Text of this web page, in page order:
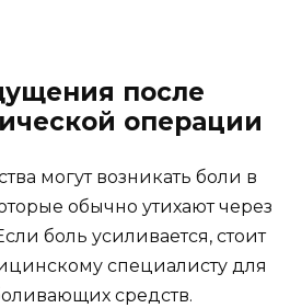
после
операции
могут возникать боли в
обычно утихают через
боль усиливается, стоит
специалисту для
средств.